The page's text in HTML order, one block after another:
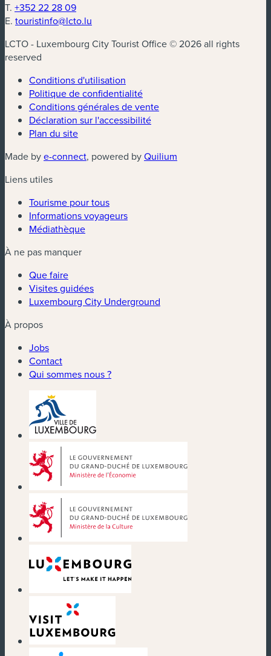
T. +352 22 28 09
E. touristinfo@lcto.lu
LCTO - Luxembourg City Tourist Office © 2026 all rights
reserved
Conditions d'utilisation
Politique de confidentialité
Conditions générales de vente
Déclaration sur l'accessibilité
Plan du site
Made bye-connect(nouvelle fenêtre)
, powered byQuilium
Liens utiles
Tourisme pour tous
Informations voyageurs
Médiathèque
À ne pas manquer
Que faire
Visites guidées
Luxembourg City Underground
À propos
Jobs
Contact
Qui sommes nous ?